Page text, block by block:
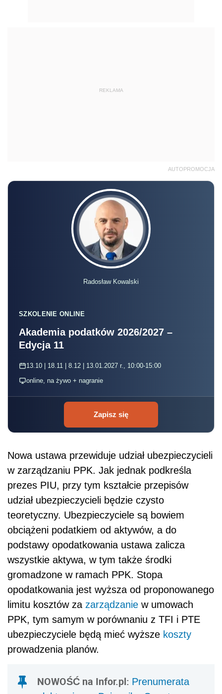
SZKOLENIE ONLINE
Akademia podatków 2026/2027 –
13.10 | 18.11 | 8.12 | 13.01.2027 r., 10:00-15:00
online, na żywo + nagranie
Zapisz się
w zarządzaniu PPK. Jak jednak podkreśla
prezes PIU, przy tym kształcie przepisów
udział ubezpieczycieli będzie czysto
teoretyczny. Ubezpieczyciele są bowiem
obciążeni podatkiem od aktywów, a do
podstawy opodatkowania ustawa zalicza
wszystkie aktywa, w tym także środki
opodatkowania jest wyższa od proponowanego
limitu kosztów zazarządzaniew umowach
PPK, tym samym w porównaniu z TFI i PTE
ubezpieczyciele będą mieć wyższekoszty
prowadzenia planów.
NOWOŚĆ na Infor.pl:Prenumerata
elektroniczna Dziennika Gazety
Prawnej KUP TERAZ!
– Ubezpieczyciele są obciążenipodatkiem od
aktywów. To podatek płacony przez instytucje
finansowe i wszystkie aktywa ubezpieczycieli
podlegają obecnie temu podatkowi. Jeżeli
gromadzonych w ramach PPK i w ramach